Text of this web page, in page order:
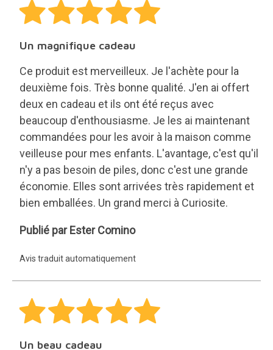
Un magnifique cadeau
Ce produit est merveilleux. Je l'achète pour la
deuxième fois. Très bonne qualité. J'en ai offert
deux en cadeau et ils ont été reçus avec
beaucoup d'enthousiasme. Je les ai maintenant
commandées pour les avoir à la maison comme
veilleuse pour mes enfants. L'avantage, c'est qu'il
n'y a pas besoin de piles, donc c'est une grande
économie. Elles sont arrivées très rapidement et
bien emballées. Un grand merci à Curiosite.
Ester
Publié par Ester Comino
Avis traduit automatiquement
Un beau cadeau